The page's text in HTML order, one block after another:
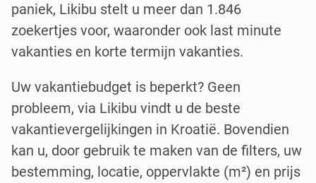
paniek, Likibu stelt u meer dan 1.846
zoekertjes voor, waaronder ook last minute
vakanties en korte termijn vakanties.
Uw vakantiebudget is beperkt? Geen
probleem, via Likibu vindt u de beste
vakantievergelijkingen in Kroatië. Bovendien
kan u, door gebruik te maken van de filters, uw
bestemming, locatie, oppervlakte (m²) en prijs